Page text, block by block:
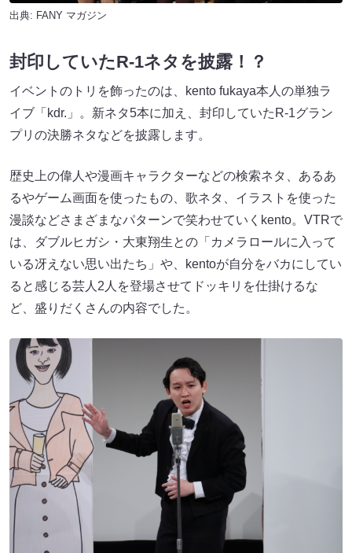
出典: FANY マガジン
封印していたR-1ネタを披露！？
イベントのトリを飾ったのは、kento fukaya本人の単独ラ
イブ「kdr.」。新ネタ5本に加え、封印していたR-1グラン
プリの決勝ネタなどを披露します。
歴史上の偉人や漫画キャラクターなどの検索ネタ、あるあ
るやゲーム画面を使ったもの、歌ネタ、イラストを使った
漫談などさまざまなパターンで笑わせていくkento。VTRで
は、ダブルヒガシ・大東翔生との「カメラロールに入って
いる冴えない思い出たち」や、kentoが自分をバカにしてい
ると感じる芸人2人を登場させてドッキリを仕掛けるな
ど、盛りだくさんの内容でした。